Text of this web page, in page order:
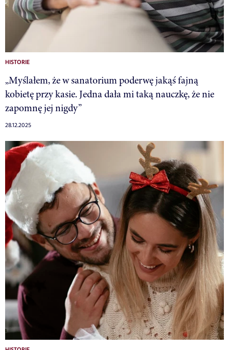
HISTORIE
„Myślałem, że w sanatorium poderwę jakąś fajną
kobietę przy kasie. Jedna dała mi taką nauczkę, że nie
zapomnę jej nigdy”
28.12.2025